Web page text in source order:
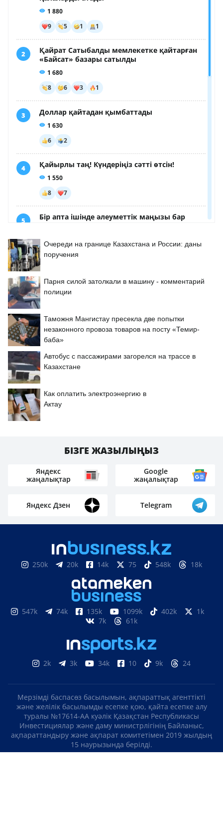
Очереди на границе Казахстана и России: даны
поручения
Парня силой затолкали в машину - комментарий
полиции
Таможня Мангистау пресекла две попытки
незаконного провоза товаров на посту «Темир-
баба»
Автобус с пассажирами загорелся на трассе в
Казахстане
Как оплатить электроэнергию в
Актау
БІЗГЕ ЖАЗЫЛЫҢЫЗ
Яндекс
жаңалықтар
Google
жаңалықтар
Яндекс Дзен Telegram
250k 20k 14k 75 548k 18k
547k 74k 135k 1099k 402k
1k
7k
61k
2k 3k 34k 10 9k 24
Мерзімді баспасөз басылымын, ақпараттық агенттікті
және желілік басылымды есепке қою, қайта есепке алу
туралы №17614-АА куәлік Қазақстан Республикасы
Инвестициялар және даму министрлігінің Байланыс,
ақпараттандыру және ақпарат комитетімен 2019 жылдың
15 наурызында берілді.